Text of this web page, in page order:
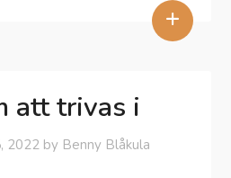
+
att trivas i
2022 by Benny Blåkula